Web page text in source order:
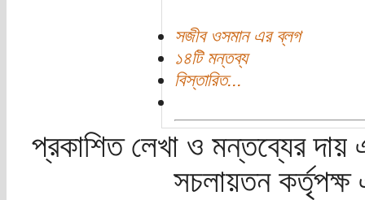
সজীব ওসমান এর ব্লগ
১৪টি মন্তব্য
বিস্তারিত...
প্রকাশিত লেখা ও মন্তব্যের দায়
সচলায়তন